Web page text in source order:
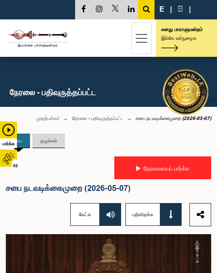
பார்க்க
02
E | සි |
எனது பாராளுமன்றம்
இங்கே உள்நுழைக
நேரலை - பதிவுருத்தப்பட்ட
முதற்பக்கம் நேரலை - பதிவுருத்தப்பட்ட சபை நடவடிக்கைமுறை (2026-05-07)
சபை குழுக்கள்
நேரலையைப் பார்க்க
சபை நடவடிக்கைமுறை (2026-05-07)
கேட்க பதிவிறக்க